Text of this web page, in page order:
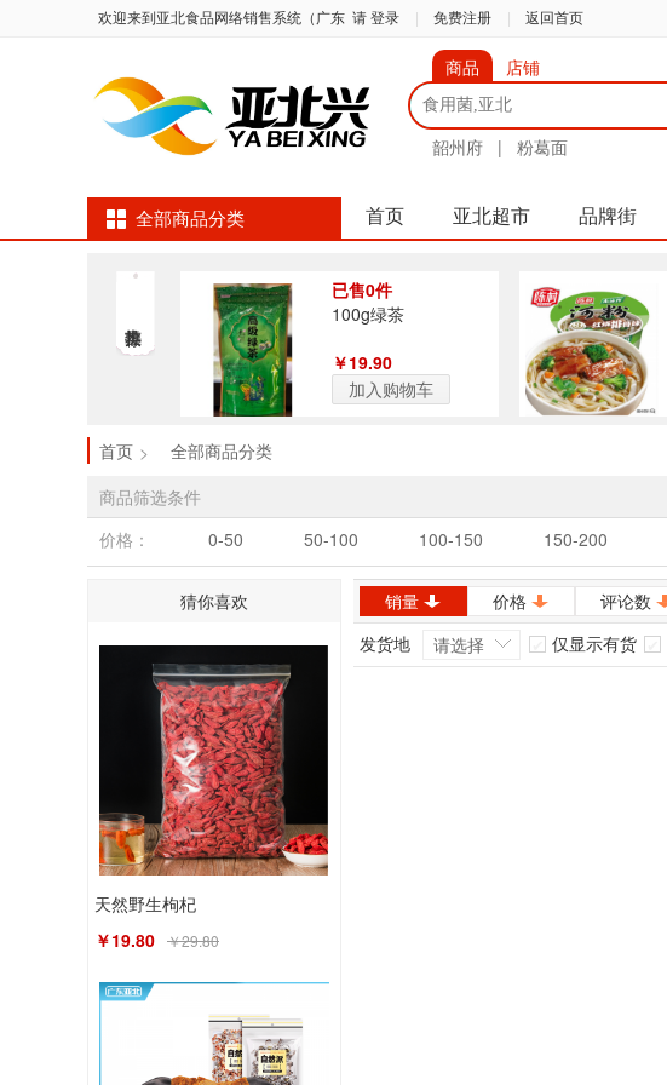
欢迎来到亚北食品网络销售系统（广东 请 登录 免费注册 返回首页
商品 店铺
韶州府 | 粉葛面
全部商品分类 首页 亚北超市 品牌街
已售0件
100g绿茶
￥19.90
加入购物车
首页 >
全部商品分类
商品筛选条件
价格：
0-50 50-100 100-150 150-200
猜你喜欢
天然野生枸杞
￥19.80 ￥29.80
销量 价格 评论数
发货地
请选择 仅显示有货